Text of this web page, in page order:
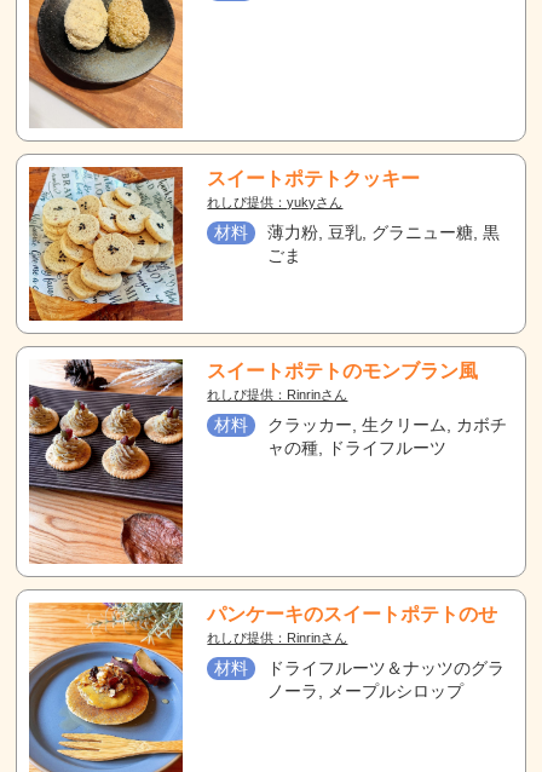
スイートポテトクッキー
れしぴ提供：yukyさん
材料
薄力粉, 豆乳, グラニュー糖, 黒
ごま
スイートポテトのモンブラン風
れしぴ提供：Rinrinさん
材料
クラッカー, 生クリーム, カボチ
ャの種, ドライフルーツ
パンケーキのスイートポテトのせ
れしぴ提供：Rinrinさん
材料
ドライフルーツ＆ナッツのグラ
ノーラ, メープルシロップ